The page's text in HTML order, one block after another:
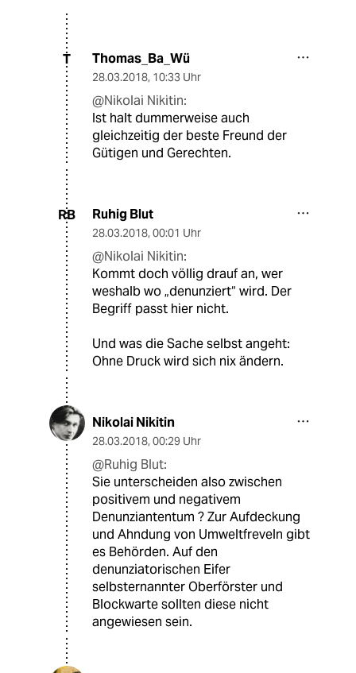
T Thomas_Ba_Wü
28.03.2018, 10:33 Uhr
@Nikolai Nikitin:
Ist halt dummerweise auch
gleichzeitig der beste Freund der
Gütigen und Gerechten.
RB Ruhig Blut
28.03.2018, 00:01 Uhr
@Nikolai Nikitin:
Kommt doch völlig drauf an, wer
weshalb wo „denunziert“ wird. Der
Begriff passt hier nicht.
Und was die Sache selbst angeht:
Ohne Druck wird sich nix ändern.
Nikolai Nikitin
28.03.2018, 00:29 Uhr
@Ruhig Blut:
Sie unterscheiden also zwischen
positivem und negativem
Denunziantentum ? Zur Aufdeckung
und Ahndung von Umweltfreveln gibt
es Behörden. Auf den
denunziatorischen Eifer
selbsternannter Oberförster und
Blockwarte sollten diese nicht
angewiesen sein.